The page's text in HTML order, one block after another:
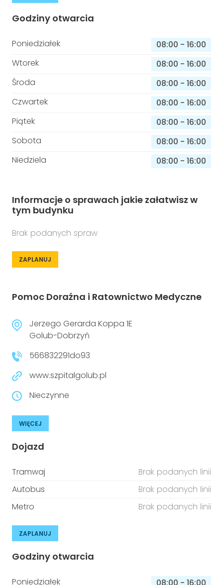
Godziny otwarcia
Poniedziałek 08:00 - 16:00
Wtorek
08:00 - 16:00
Środa
08:00 - 16:00
Czwartek
08:00 - 16:00
Piątek
08:00 - 16:00
Sobota
08:00 - 16:00
Niedziela
08:00 - 16:00
Informacje o sprawach jakie załatwisz w
tym budynku
Brak podanych spraw
ZAPLANUJ
Pomoc Doraźna i Ratownictwo Medyczne
Jerzego Gerarda Koppa 1E
Golub-Dobrzyń
566832291do93
www.szpitalgolub.pl
Nieczynne
WIĘCEJ
Dojazd
Tramwaj
Brak podanych linii
Autobus
Brak podanych linii
Metro
Brak podanych linii
ZAPLANUJ
Godziny otwarcia
Poniedziałek